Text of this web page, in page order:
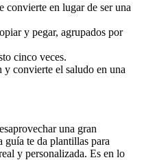
convierte en lugar de ser una
y pegar, agrupados por
cinco veces.
y convierte el saludo en una
una gran
guía te da plantillas para
y personalizada. Es en lo